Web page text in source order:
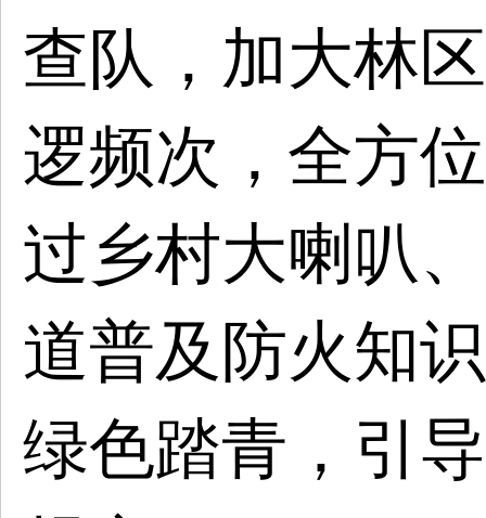
查队，加大林
逻频次，全方
过乡村大喇叭
道普及防火知
绿色踏青，引